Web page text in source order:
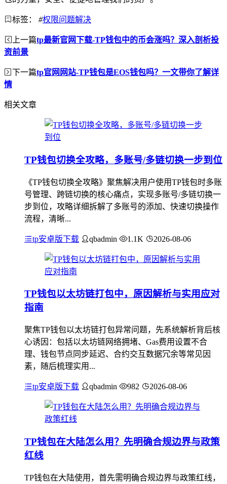
标签： #权限问题解决
上一篇tp最新官网下载-TP钱包中的币会涨吗？深入剖析投
资前景
下一篇tp官网网站-TP钱包是EOS钱包吗？一文带你了解详
情
相关文章
TP钱包切换全攻略，多账号/多链切换一步到位
《TP钱包切换全攻略》聚焦解决用户使用TP钱包时多账
号管理、跨链切换的核心痛点，实现多账号/多链切换一
步到位，攻略详细拆解了多账号的添加、快速切换操作
流程，清晰...
tp安卓版下载 qbadmin 1.1K 2026-08-06
TP钱包以太坊链打包中，原因解析与实用应对
指南
聚焦TP钱包以太坊链打包异常问题，先系统解析背后核
心诱因：包括以太坊链网络拥堵、Gas费用设置不合
理、钱包节点同步延迟、合约交互数据冗余等常见因
素，随后梳理实用...
tp安卓版下载 qbadmin 982 2026-08-06
TP钱包在大陆怎么用？先明确合规边界与政策
红线
TP钱包在大陆使用，首先需明确合规边界与政策红线，